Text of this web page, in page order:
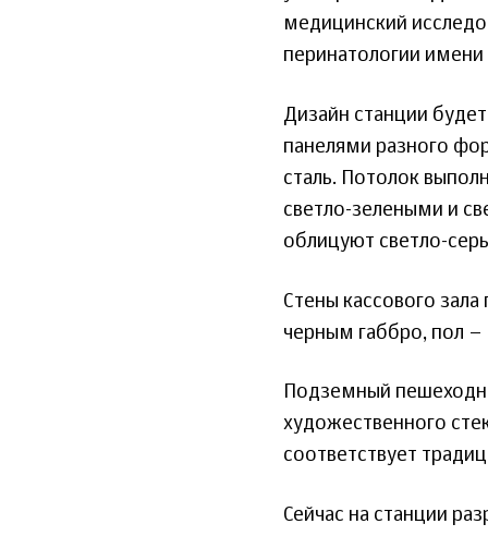
медицинский
перинатологии
Дизайн станции
панелями разного
сталь. Потолок
светло-зелеными и
облицуют светло-
Стены кассового
черным габбро, пол
Подземный
художественного
соответствует
Сейчас на станции